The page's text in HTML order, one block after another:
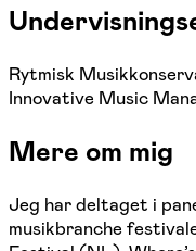
Rytmisk
Innovative Music
Mere om mig
Jeg har deltaget i
musikbranche